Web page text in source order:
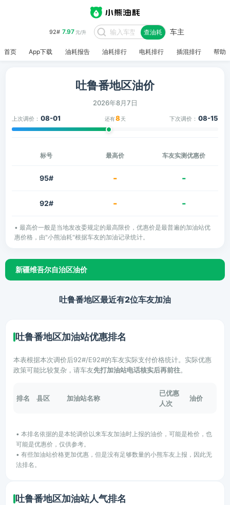
92# 7.97元/升 查油耗 车主
首页 App下载 油耗报告 油耗排行 电耗排行 插混排行 帮助
吐鲁番地区油价
2026年8月7日
上次调价： 08-01 还有8 天 下次调价： 08-15
标号 最高价 车友实测优惠价
95# - -
92# - -
• 最高价一般是当地发改委规定的最高限价，优惠价是最普遍的加油站优
惠价格，由"小熊油耗"根据车友的加油记录统计。
新疆维吾尔自治区油价
吐鲁番地区最近有2位车友加油
吐鲁番地区加油站优惠排名
本表根据本次调价后92#/E92#的车友实际支付价格统计。实际优惠
政策可能比较复杂，请车友先打加油站电话核实后再前往。
排名 县区 加油站名称
已优惠
人次
油价
• 本排名依据的是本轮调价以来车友加油时上报的油价，可能是枪价，也
可能是优惠价，仅供参考。
• 有些加油站价格更加优惠，但是没有足够数量的小熊车友上报，因此无
法排名。
吐鲁番地区加油站人气排名